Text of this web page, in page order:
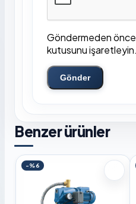
Göndermeden
kutusunu işaretleyin.
Gönder
Benzer ürünler
-%6